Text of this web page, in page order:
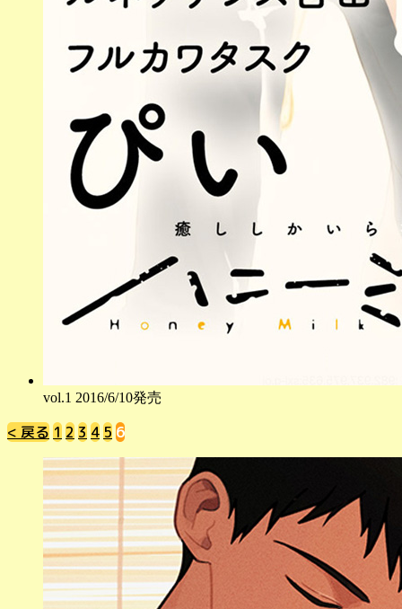
vol.1 2016/6/10発売
< 戻る123456